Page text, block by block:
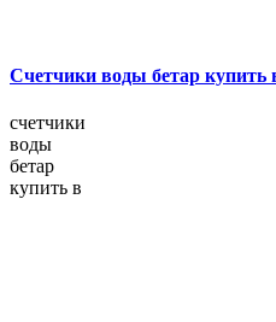
Счетчики воды бетар купить
счетчики
воды
бетар
купить в